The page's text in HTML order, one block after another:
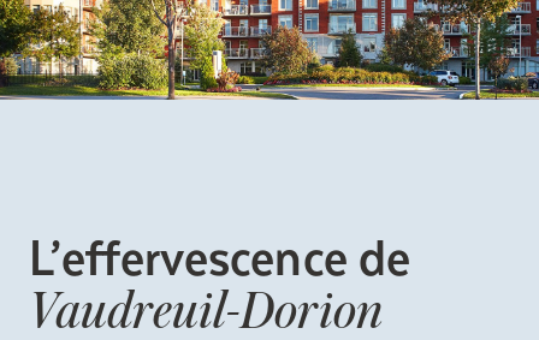
L’effervescencede
Vaudreuil-Dorion